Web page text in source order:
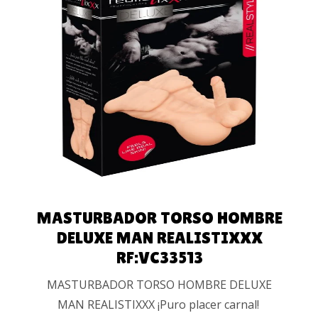
LEER MÁS
MASTURBADOR TORSO HOMBRE
DELUXE MAN REALISTIXXX
RF:VC33513
MASTURBADOR TORSO HOMBRE DELUXE
MAN REALISTIXXX ¡Puro placer carnal!